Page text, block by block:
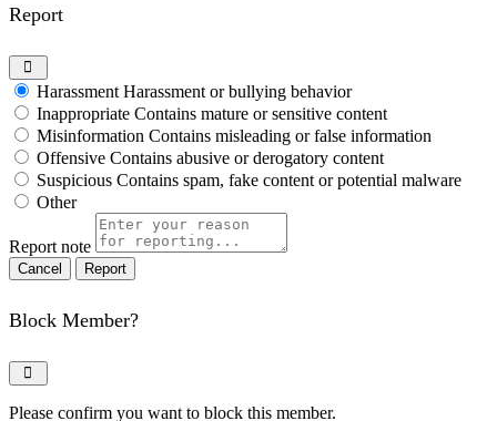
Report
Harassment Harassment or bullying behavior
Inappropriate Contains mature or sensitive content
Misinformation Contains misleading or false information
Offensive Contains abusive or derogatory content
Suspicious Contains spam, fake content or potential malware
Other
Report note
Report
Block Member?
Please confirm you want to block this member.